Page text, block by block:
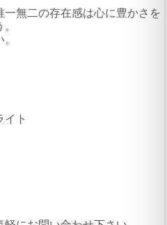
無二の存在感は心に豊かさを
イト